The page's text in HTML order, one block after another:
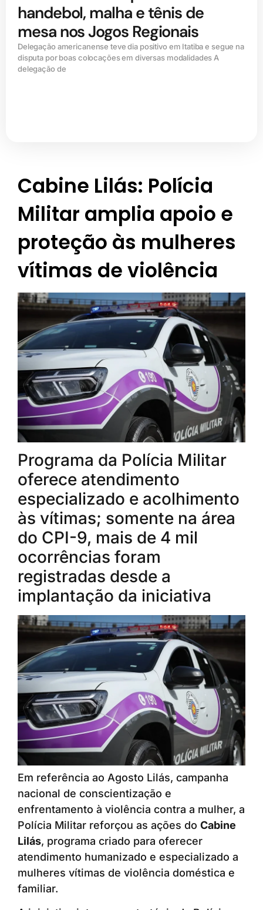
handebol, malha e tênis de
mesa nos Jogos Regionais
Delegação americanense teve dia positivo em Itatiba e segue na
disputa por boas colocações em diversas modalidades A
delegação de
Cabine Lilás: Polícia
Militar amplia apoio e
proteção às mulheres
vítimas de violência
Programa da Polícia Militar
oferece atendimento
especializado e acolhimento
às vítimas; somente na área
do CPI-9, mais de 4 mil
ocorrências foram
registradas desde a
implantação da iniciativa
Em referência ao Agosto Lilás, campanha
nacional de conscientização e
enfrentamento à violência contra a mulher, a
Polícia Militar reforçou as ações do Cabine
Lilás, programa criado para oferecer
atendimento humanizado e especializado a
mulheres vítimas de violência doméstica e
familiar.